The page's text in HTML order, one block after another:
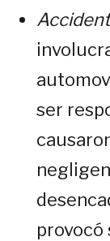
ser
provocó